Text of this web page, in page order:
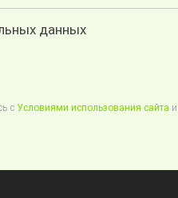
данных
с Условиями использования сайта и